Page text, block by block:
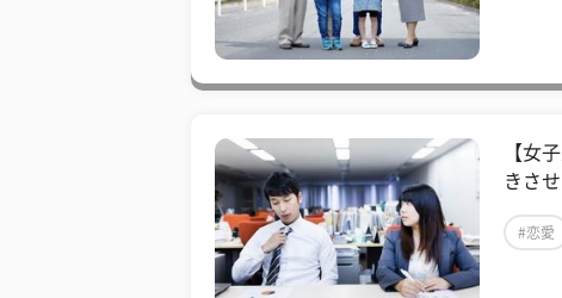
【女
きさ
#恋愛